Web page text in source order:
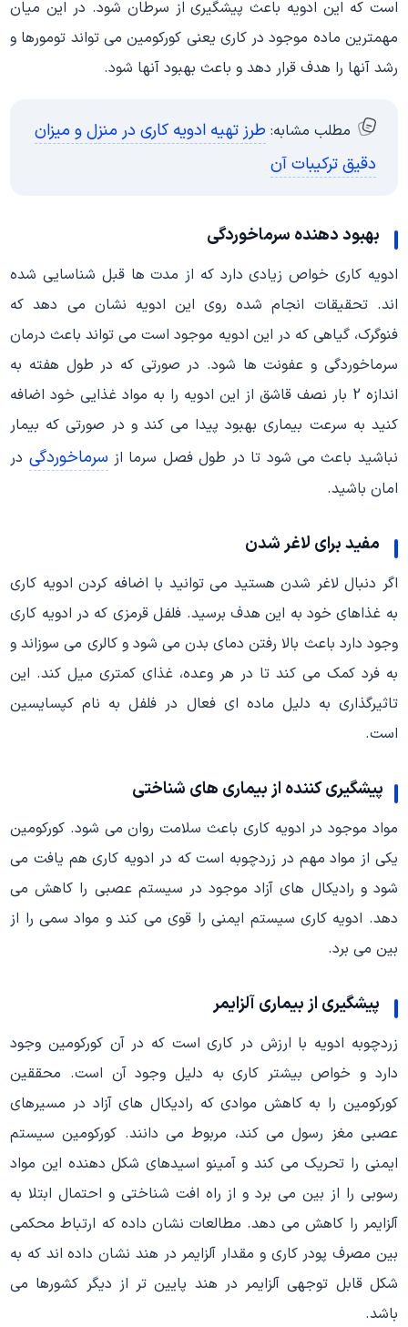
است که این ادویه باعث پیشگیری از سرطان شود. در این میان
مهمترین ماده موجود در کاری یعنی کورکومین می تواند تومورها و
رشد آنها را هدف قرار دهد و باعث بهبود آنها شود.
مطلب مشابه: طرز تهیه ادویه کاری در منزل و میزان
دقیق ترکیبات آن
بهبود دهنده سرماخوردگی
ادویه کاری خواص زیادی دارد که از مدت ها قبل شناسایی شده
اند. تحقیقات انجام شده روی این ادویه نشان می دهد که
فنوگرک، گیاهی که در این ادویه موجود است می تواند باعث درمان
سرماخوردگی و عفونت ها شود. در صورتی که در طول هفته به
اندازه 2 بار نصف قاشق از این ادویه را به مواد غذایی خود اضافه
کنید به سرعت بیماری بهبود پیدا می کند و در صورتی که بیمار
نباشید باعث می شود تا در طول فصل سرما از سرماخوردگی در
امان باشید.
مفید برای لاغر شدن
اگر دنبال لاغر شدن هستید می توانید با اضافه کردن ادویه کاری
به غذاهای خود به این هدف برسید. فلفل قرمزی که در ادویه کاری
وجود دارد باعث بالا رفتن دمای بدن می شود و کالری می سوزاند و
به فرد کمک می کند تا در هر وعده، غذای کمتری میل کند. این
تاثیرگذاری به دلیل ماده ای فعال در فلفل به نام کپسایسین
است.
پیشگیری کننده از بیماری های شناختی
مواد موجود در ادویه کاری باعث سلامت روان می شود. کورکومین
یکی از مواد مهم در زردچوبه است که در ادویه کاری هم یافت می
شود و رادیکال های آزاد موجود در سیستم عصبی را کاهش می
دهد. ادویه کاری سیستم ایمنی را قوی می کند و مواد سمی را از
بین می برد.
پیشگیری از بیماری آلزایمر
زردچوبه ادویه با ارزش در کاری است که در آن کورکومین وجود
دارد و خواص بیشتر کاری به دلیل وجود آن است. محققین
کورکومین را به کاهش موادی که رادیکال های آزاد در مسیرهای
عصبی مغز رسول می کند، مربوط می دانند. کورکومین سیستم
ایمنی را تحریک می کند و آمینو اسیدهای شکل دهنده این مواد
رسوبی را از بین می برد و از راه افت شناختی و احتمال ابتلا به
آلزایمر را کاهش می دهد. مطالعات نشان داده که ارتباط محکمی
بین مصرف پودر کاری و مقدار آلزایمر در هند نشان داده اند که به
شکل قابل توجهی آلزایمر در هند پایین تر از دیگر کشورها می
باشد.